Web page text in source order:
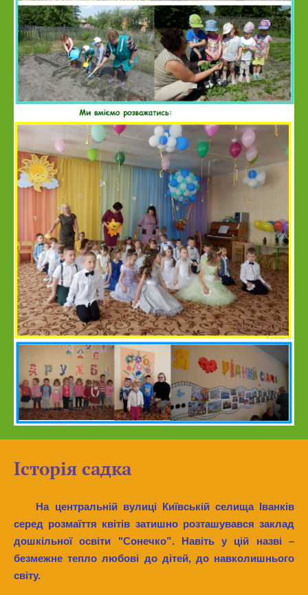
Історія садка
На центральній вулиці Київській селища Іванків
серед розмаїття квітів затишно розташувався заклад
дошкільної освіти "Сонечко”. Навіть у цій назві –
безмежне тепло любові до дітей, до навколишнього
світу.